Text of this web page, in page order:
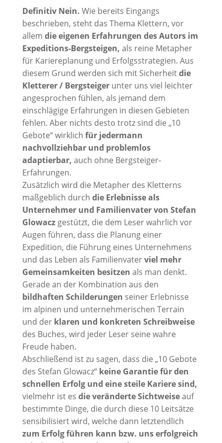
Definitiv Nein. Wie bereits Eingangs
beschrieben, steht das Thema Klettern, vor
allem die eigenen Erfahrungen des Autors im
Expeditions-Bergsteigen, als reine Metapher
für Kariereplanung und Erfolgsstrategien. Aus
diesem Grund werden sich mit Sicherheitdie
Kletterer / Bergsteigerunter uns viel leichter
angesprochen fühlen, als jemand dem
einschlägige Erfahrungen in diesen Gebieten
fehlen. Aber nichts desto trotz sind die „10
Gebote“ wirklich für jedermann
nachvollziehbar und problemlos
adaptierbar, auch ohne Bergsteiger-
Erfahrungen.
Zusätzlich wird die Metapher des Kletterns
maßgeblich durch die Erlebnisse als
Unternehmer und Familienvater von Stefan
Glowaczgestützt, die dem Leser wahrlich vor
Augen führen, dass die Planung einer
Expedition, die Führung eines Unternehmens
und das Leben als Familienvaterviel mehr
Gemeinsamkeiten besitzen als man denkt.
Gerade an der Kombination aus den
bildhaften Schilderungen seiner Erlebnisse
im alpinen und unternehmerischen Terrain
und der klaren und konkreten Schreibweise
des Buches, wird jeder Leser seine wahre
Freude haben.
Abschließend ist zu sagen, dass die „10 Gebote
des Stefan Glowacz“keine Garantie für den
schnellen Erfolg und eine steile Kariere sind,
vielmehr ist es die veränderte Sichtweiseauf
bestimmte Dinge, die durch diese 10 Leitsätze
sensibilisiert wird, welche dann letztendlich
zum Erfolg führen kann bzw. uns erfolgreich